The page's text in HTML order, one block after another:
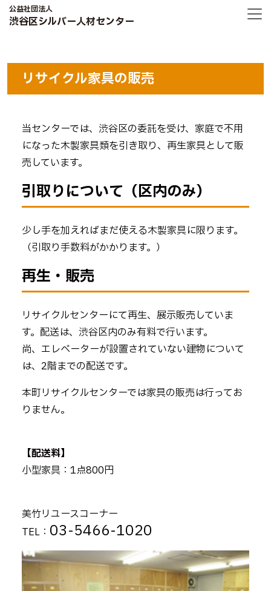
公益社団法人
渋谷区シルバー人材センター
リサイクル家具の販売
当センターでは、渋谷区の委託を受け、家庭で不用
になった木製家具類を引き取り、再生家具として販
売しています。
引取りについて（区内のみ）
少し手を加えればまだ使える木製家具に限ります。
（引取り手数料がかかります。）
再生・販売
リサイクルセンターにて再生、展示販売していま
す。配送は、渋谷区内のみ有料で行います。
尚、エレベーターが設置されていない建物について
は、2階までの配送です。
本町リサイクルセンターでは家具の販売は行ってお
りません。
【配送料】
小型家具：1点800円
美竹リユースコーナー
TEL： 03-5466-1020